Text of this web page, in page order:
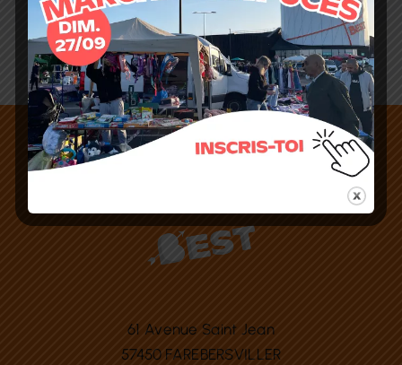
61 Avenue Saint Jean
57450 FAREBERSVILLER